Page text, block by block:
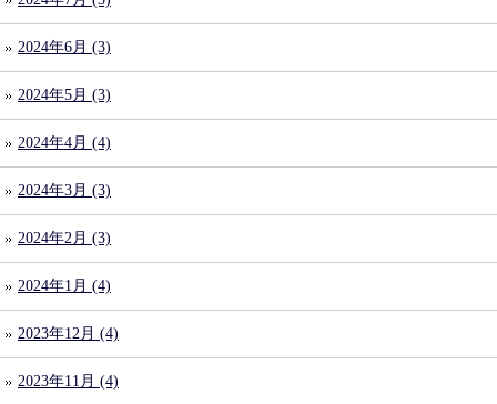
2024年6月 (3)
2024年5月 (3)
2024年4月 (4)
2024年3月 (3)
2024年2月 (3)
2024年1月 (4)
2023年12月 (4)
2023年11月 (4)